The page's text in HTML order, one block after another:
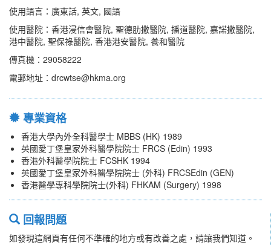
使用語言：廣東話, 英文, 國語
使用醫院：香港浸信會醫院, 聖德肋撒醫院, 播道醫院, 嘉諾撒醫院,
港中醫院, 聖保祿醫院, 香港港安醫院, 養和醫院
傳真機：29058222
電郵地址：drcwtse@hkma.org
專業資格
香港大學內外全科醫學士 MBBS (HK) 1989
英國愛丁堡皇家外科醫學院院士 FRCS (Edin) 1993
香港外科醫學院院士 FCSHK 1994
英國愛丁堡皇家外科醫學院院士 (外科) FRCSEdin (GEN)
香港醫學專科學院院士(外科) FHKAM (Surgery) 1998
回報問題
如發現這網頁有任何不準確的地方或有改善之處，請讓我們知道。